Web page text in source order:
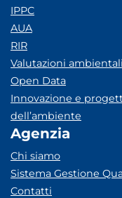
IPPC
AUA
RIR
Valutazioni
Open Data
Innovazione e
dell’ambiente
Agenzia
Chi siamo
Sistema Gestione
Contatti